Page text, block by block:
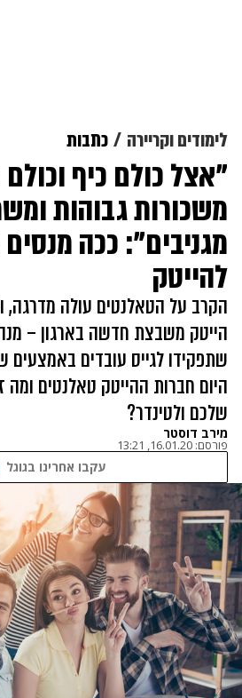
לימודים וקריירה כתבות
"אצל כולם כיף
משכורות גבוהות
מגניבים": ככה
להייטק
הקרב על הטאלנטים עולה מדרגה,
הייטק משבצת חדשה בארגון –
שתפקידו לגייס עובדים באמצעים
היום חברות ההייטק טאלנטים
שלכם ולטינדר?
מירב דוסטר
פורסם: 16.01.20, 13:21
עקבו אחרינו בגוגל